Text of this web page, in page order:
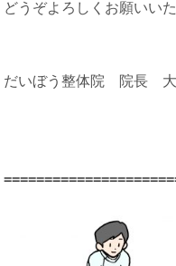
どうぞよろしくお願いいた
だいぼう整体院 院長 大